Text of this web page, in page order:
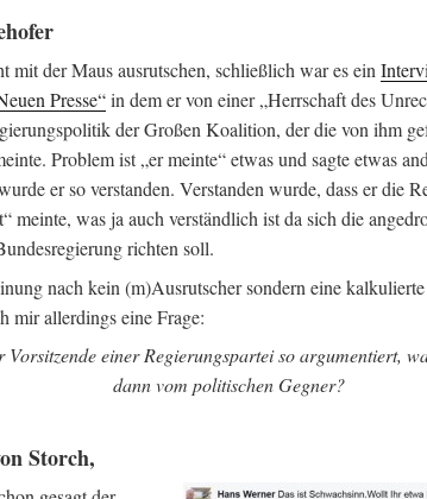
mit der Maus ausrutschen, schließlich war es ein
Presse“in dem er von einer „Herrschaft des
der Großen Koalition, der die von ihm
Problem ist „er meinte“ etwas und sagte etwas
er so verstanden. Verstanden wurde, dass er die
meinte, was ja auch verständlich ist da sich die
richten soll.
nach kein (m)Ausrutscher sondern eine
mir allerdings eine Frage:
Vorsitzende einer Regierungspartei so argumentiert,
dann vom politischen Gegner?
Storch,